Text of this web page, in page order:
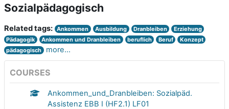
Sozialpädagogisch
Related tags: Ankommen Ausbildung Dranbleiben
Erziehung
Pädagogik
Ankommen und Dranbleiben beruflich Beruf
Konzept
pädagogisch
more...
COURSES
Ankommen_und_Dranbleiben: Sozialpäd.
Assistenz EBB I (HF2.1) LF01